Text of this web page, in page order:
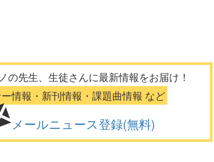
の先生、生徒さんに最新情報をお届け！
情報・新刊情報・課題曲情報 など
メールニュース登録(無料)